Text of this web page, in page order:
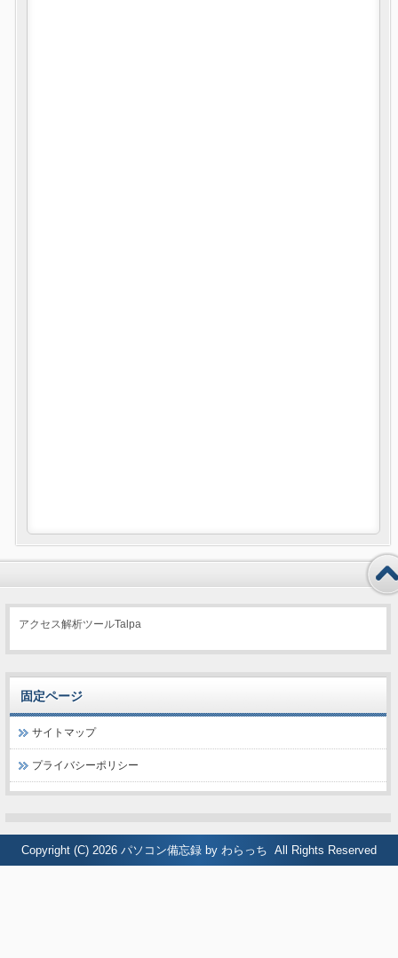
アクセス解析ツールTalpa
固定ページ
サイトマップ
プライバシーポリシー
Copyright (C) 2026 パソコン備忘録 by わらっち All Rights Reserved